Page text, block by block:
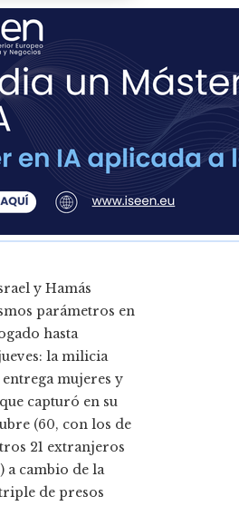
y Hamás
parámetros en
hasta
la milicia
mujeres y
capturó en su
(60, con los de
21 extranjeros
a cambio de la
de presos